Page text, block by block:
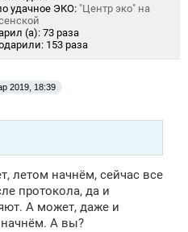
удачное ЭКО: "Центр эко" на
(а): 73 раза
153 раза
2019, 18:39
летом начнём, сейчас все
протокола, да и
А может, даже и
А вы?